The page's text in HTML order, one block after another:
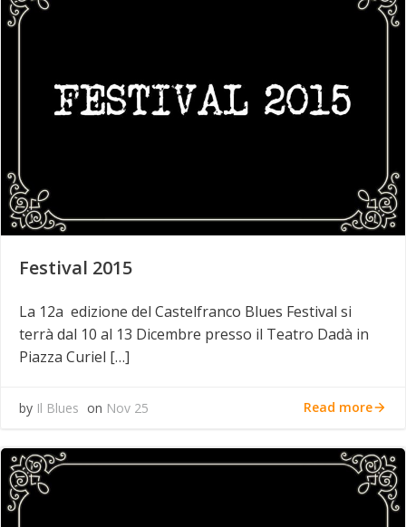
Festival 2015
La 12a edizione del Castelfranco Blues Festival si
terrà dal 10 al 13 Dicembre presso il Teatro Dadà in
Piazza Curiel […]
by Il Blues on Nov 25 Read more